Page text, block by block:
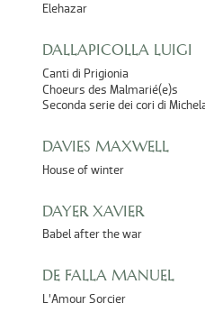
Elehazar
DALLAPICOLLA LUIGI
Canti di Prigionia
Choeurs des Malmarié(e)s
Seconda serie dei cori di
DAVIES MAXWELL
House of winter
DAYER XAVIER
Babel after the war
DE FALLA MANUEL
L’Amour Sorcier